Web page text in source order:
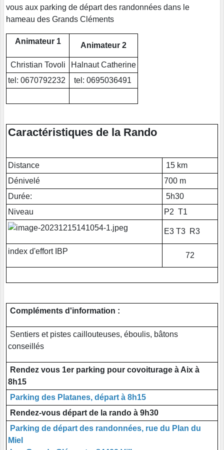
vous aux parking de départ des randonnées dans le
hameau des Grands Cléments
Animateur 1 Animateur 2
Christian Tovoli
Halnaut Catherine
tel: 0670792232
tel: 0695036491
Caractéristiques de la Rando
Distance
15 km
Dénivelé
700 m
Durée:
5h30
Niveau
P2 T1
E3 T3 R3
index d'effort IBP 72
Compléments d'information :
Sentiers et pistes caillouteuses, éboulis, bâtons
conseillés
Rendez vous 1er parking pour covoiturage à Aix à
8h15
Parking des Platanes, départ à 8h15
Rendez-vous départ de la rando à 9h30
Parking de départ des randonnées, rue du Plan du
Miel